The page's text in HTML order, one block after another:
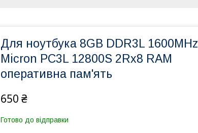
Для ноутбука 8GB DDR3L 1600MHz
Micron PC3L 12800S 2Rx8 RAM
оперативна пам'ять
650 ₴
Готово до відправки